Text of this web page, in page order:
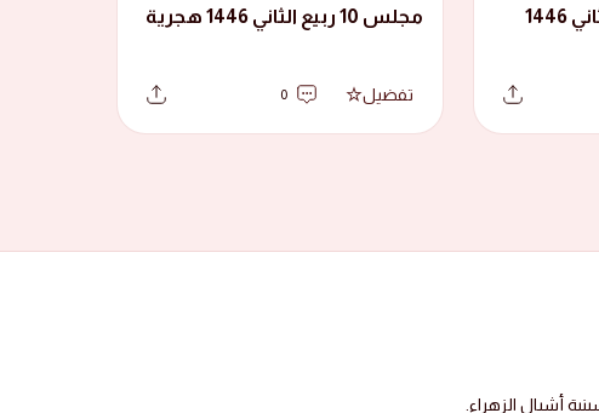
مجلس عزاء 10 ربيع الثاني 1446
مجلس 10 ربيع الثاني 1446 هجرية
تفضيل 0
أشبال الزهراء.